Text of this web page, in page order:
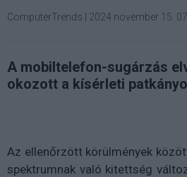
ComputerTrends | 2024 november 15.
A mobiltelefon-sugárzás
okozott a kísérleti
Az ellenőrzött körülmények
spektrumnak való kitettség